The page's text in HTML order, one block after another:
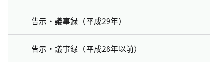
告示・議事録（平成29年）
告示・議事録（平成28年以前）